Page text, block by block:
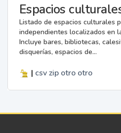
Espacios
Listado de espacios culturales
independientes localizados en
Incluye bares, bibliotecas,
disquerías, espacios de...
| csv zip otro otro